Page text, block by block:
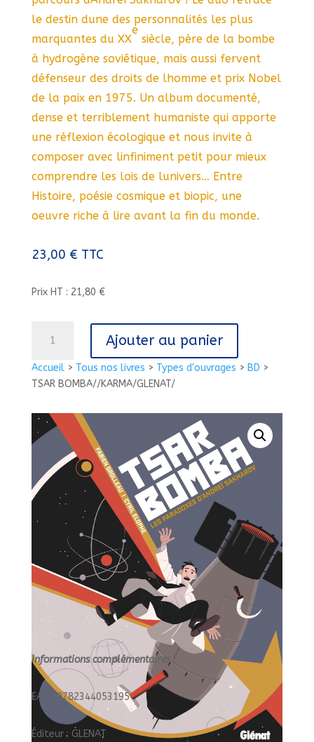
Accueil> Tous nos livres > Types d'ouvrages > BD >
TSAR BOMBA//KARMA/GLENAT/
le destin dune des personnalités les plus
marquantes du XX
e
siècle, père de la bombe
à hydrogène soviétique, mais aussi fervent
défenseur des droits de lhomme et prix Nobel
de la paix en 1975. Un album documenté,
dense et terriblement humaniste qui apporte
une réflexion écologique et nous invite à
composer avec linfiniment petit pour mieux
comprendre les lois de lunivers… Entre
Histoire, poésie cosmique et biopic, une
oeuvre riche à lire avant la fin du monde.
23,00 € TTC
Prix HT : 21,80 €
TSAR
BOMBA//KARMA/GLENAT/
Ajouter au panier
Informations complémentaires :
EAN : 9782344053195
Éditeur : GLENAT